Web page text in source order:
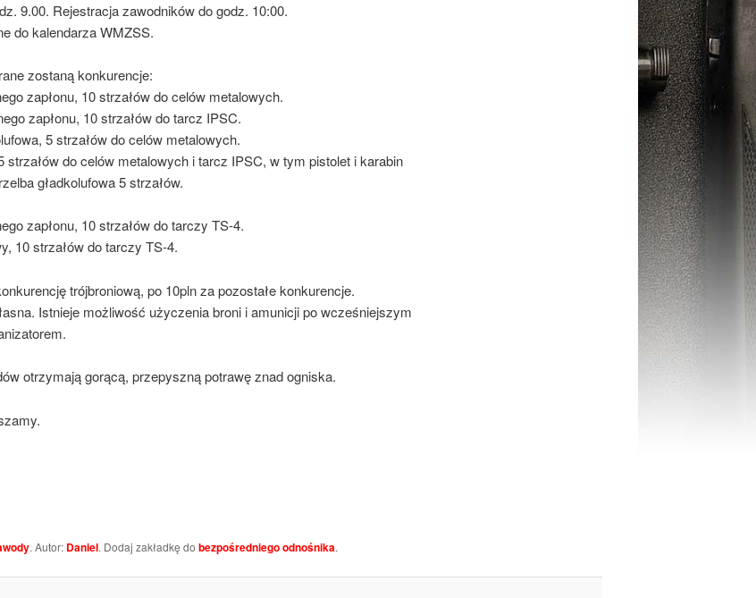
9.00. Rejestracja zawodników do godz. 10:00.
do kalendarza WMZSS.
zostaną konkurencje:
zapłonu, 10 strzałów do celów metalowych.
zapłonu, 10 strzałów do tarcz IPSC.
5 strzałów do celów metalowych.
strzałów do celów metalowych i tarcz IPSC, w tym pistolet i karabin
gładkolufowa 5 strzałów.
zapłonu, 10 strzałów do tarczy TS-4.
10 strzałów do tarczy TS-4.
trójbroniową, po 10pln za pozostałe konkurencje.
Istnieje możliwość użyczenia broni i amunicji po wcześniejszym
otrzymają gorącą, przepyszną potrawę znad ogniska.
. Autor: Daniel. Dodaj zakładkę do bezpośredniego odnośnika.